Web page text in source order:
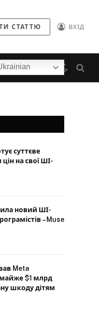
СТАТТЮ ВХІД
суттєве
на свої ШІ-
новий ШІ-
– Muse
Meta
$1 млрд
шкоду дітям